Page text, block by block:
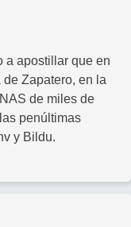
a apostillar que en
Zapatero, en la
de miles de
penúltimas
y Bildu.